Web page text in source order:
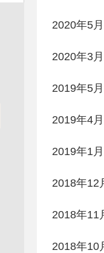
2020年5月
2020年3月
2019年5月
2019年4月
2019年1月
2018年12
2018年11
2018年10